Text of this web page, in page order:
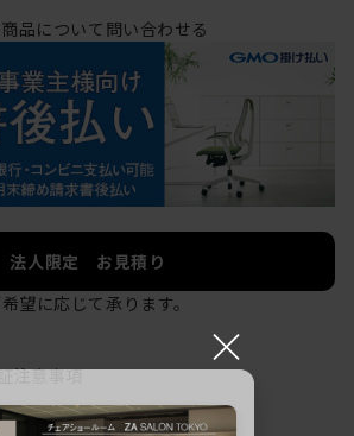
品について問い合わせる
法人限定 お見積り
望に応じて承ります。
注意事項
×